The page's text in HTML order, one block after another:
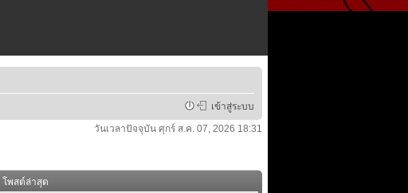
เข้าสู่ระบบ
วันเวลาปัจจุบัน ศุกร์ ส.ค. 07, 2026 18:31
โพสต์ล่าสุด